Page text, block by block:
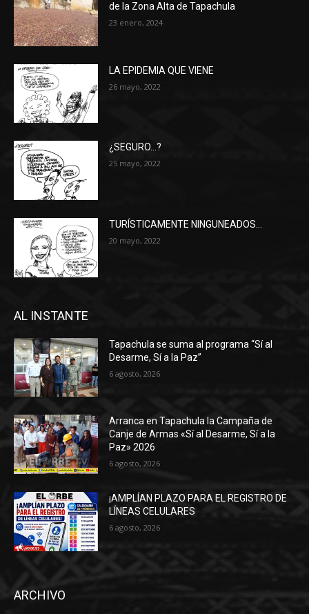
de la Zona Alta de Tapachula
23 enero, 2024
LA EPIDEMIA QUE VIENE
26 mayo, 2022
¿SEGURO…?
25 mayo, 2022
TURÍSTICAMENTE NINGUNEADOS…
20 mayo, 2022
AL INSTANTE
Tapachula se suma al programa “Sí al
Desarme, Sí a la Paz”
6 agosto, 2026
Arranca en Tapachula la Campaña de
Canje de Armas «Sí al Desarme, Sí a la
Paz» 2026
6 agosto, 2026
¡AMPLÍAN PLAZO PARA EL REGISTRO DE
LÍNEAS CELULARES
6 agosto, 2026
ARCHIVO